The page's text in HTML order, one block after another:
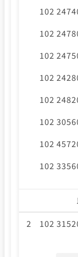
102
102
102
102
102
102
102
102
2
102